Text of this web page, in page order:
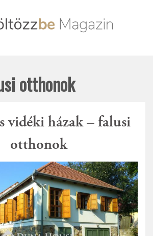
szerintünk tudni érdemes
otthonok
vidéki házak – falusi
otthonok